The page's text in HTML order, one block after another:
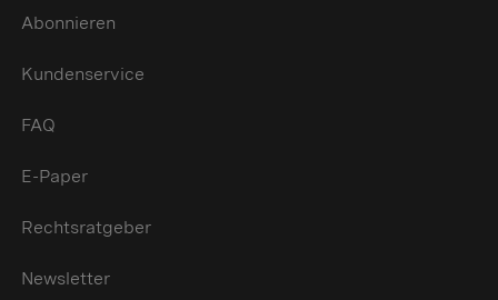
Abonnieren
Kundenservice
FAQ
E-Paper
Rechtsratgeber
Newsletter